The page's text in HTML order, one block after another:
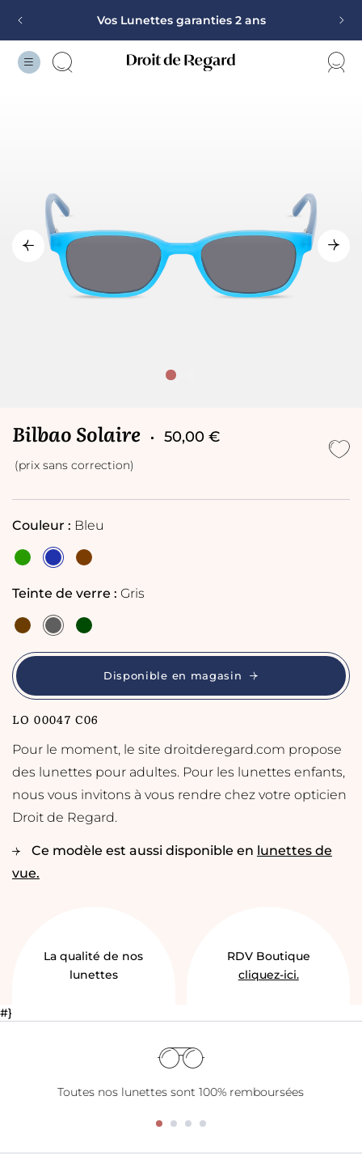
Vos Lunettes garanties 2 ans
Monture offerte sur la deuxième paire
100% remboursé pour toutes mutuelles et toutes
Bilbao Solaire 50,00 €
(prix sans correction)
LO 00047 C06
Pour le moment, le site droitderegard.com propose
des lunettes pour adultes. Pour les lunettes enfants,
nous vous invitons à vous rendre chez votre opticien
Droit de Regard.
Ce modèle est aussi disponible en lunettes de
vue.
Couleur : Bleu
Teinte de verre : Gris
Disponible en magasin
La qualité de nos
lunettes
RDV Boutique
cliquez-ici.
#}
Toutes nos lunettes sont 100% remboursées